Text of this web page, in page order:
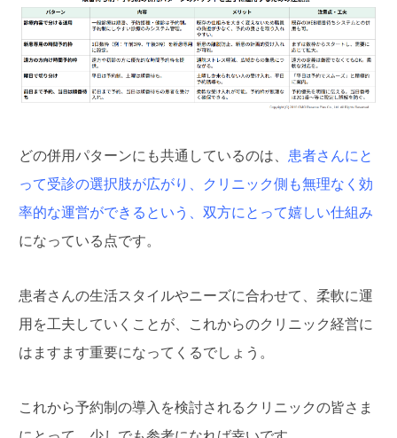
どの併用パターンにも共通しているのは、 患者さんにと
って受診の選択肢が広がり、クリニック側も無理なく効
率的な運営ができるという、双方にとって嬉しい仕組み
になっている点です。
患者さんの生活スタイルやニーズに合わせて、柔軟に運
用を工夫していくことが、これからのクリニック経営に
はますます重要になってくるでしょう。
これから予約制の導入を検討されるクリニックの皆さま